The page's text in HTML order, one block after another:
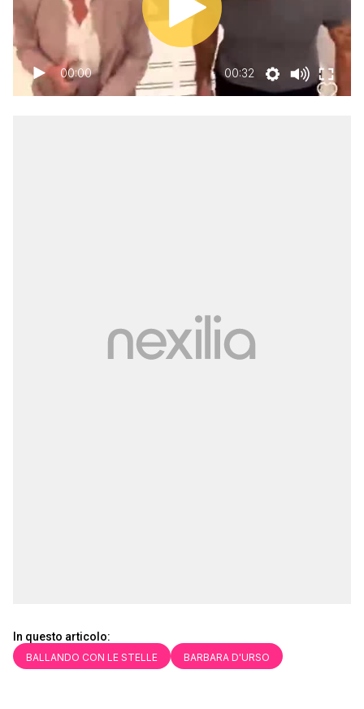
00:00 00:32
In questo articolo:
BALLANDO CON LE STELLE BARBARA D'URSO